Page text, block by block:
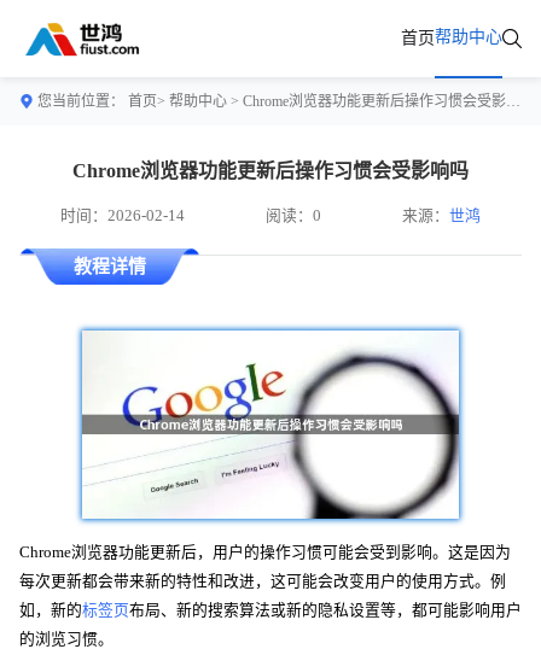
首页帮助中心
您当前位置： 首页> 帮助中心 > Chrome浏览器功能更新后操作习惯会受影响吗
Chrome浏览器功能更新后操作习惯会受影响吗
时间：2026-02-14 阅读：0 来源：世鸿
教程详情
Chrome浏览器功能更新后，用户的操作习惯可能会受到影响。这是因为
每次更新都会带来新的特性和改进，这可能会改变用户的使用方式。例
如，新的标签页布局、新的搜索算法或新的隐私设置等，都可能影响用户
的浏览习惯。